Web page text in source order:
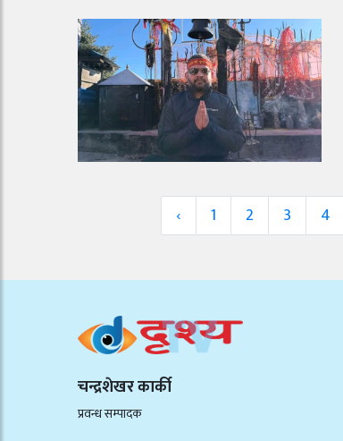
‹ 1 2 3 4
चन्द्रशेखर कार्की
प्रवन्ध सम्पादक